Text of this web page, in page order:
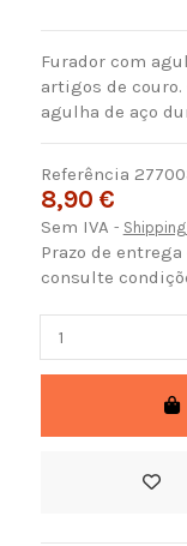
Furador com
artigos de
agulha de aço
Referência
8,90 €
Sem IVA
Prazo de
consulte